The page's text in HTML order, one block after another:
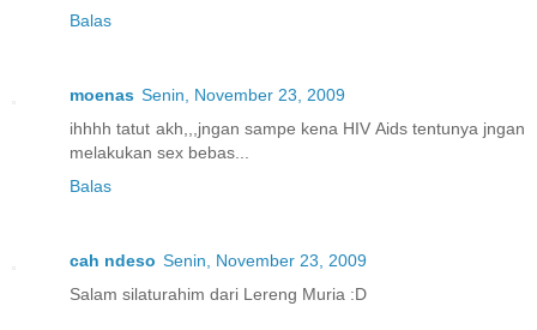
Balas
moenas Senin, November 23, 2009
ihhhh tatut akh,,,jngan sampe kena HIV Aids tentunya jngan
melakukan sex bebas...
Balas
cah ndeso Senin, November 23, 2009
Salam silaturahim dari Lereng Muria :D